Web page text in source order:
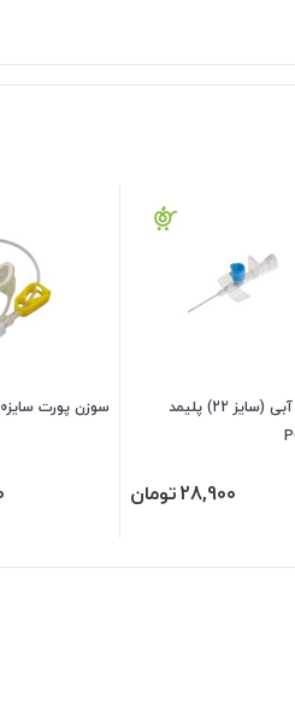
آنژیوکت آبی (سایز 22) پلیمد
28,900تومان
سوزن پورت سایز20 (زرد) GRIPPER